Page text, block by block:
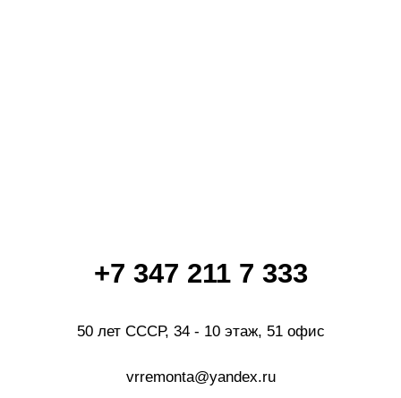
vrremonta@yandex.ru
+7 347 211 7 333
50 лет СССР, 34​ - 10 этаж, 51 офис